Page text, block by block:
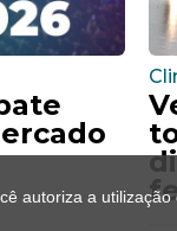
autoriza a